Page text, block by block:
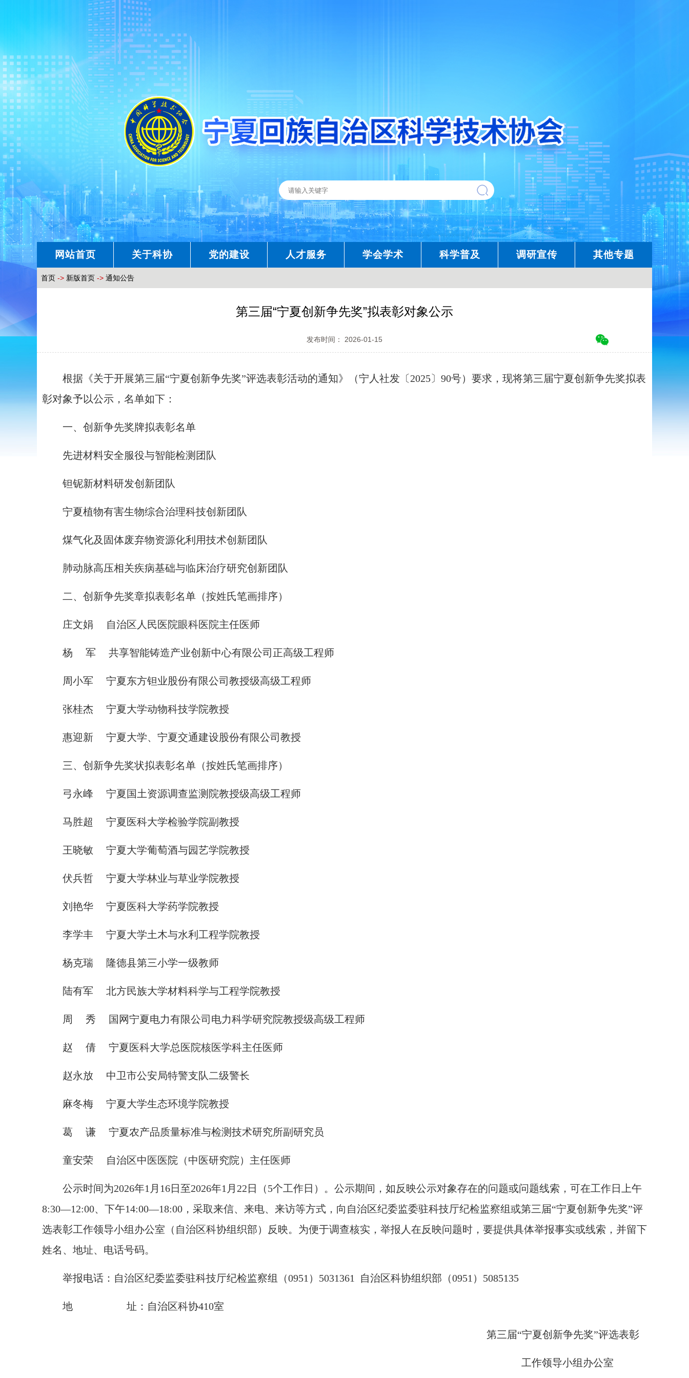
网站首页 关于科协 党的建设 人才服务 学会学术 科学普及 调研宣传 其他专题
首页 -> 新版首页 -> 通知公告
第三届“宁夏创新争先奖”拟表彰对象公示
发布时间： 2026-01-15
根据《关于开展第三届“宁夏创新争先奖”评选表彰活动的通知》（宁人社发〔2025〕90号）要求，现将第三届宁夏创新争先奖拟表
彰对象予以公示，名单如下：
一、创新争先奖牌拟表彰名单
先进材料安全服役与智能检测团队
钽铌新材料研发创新团队
宁夏植物有害生物综合治理科技创新团队
煤气化及固体废弃物资源化利用技术创新团队
肺动脉高压相关疾病基础与临床治疗研究创新团队
二、创新争先奖章拟表彰名单（按姓氏笔画排序）
庄文娟 自治区人民医院眼科医院主任医师
杨 军 共享智能铸造产业创新中心有限公司正高级工程师
周小军 宁夏东方钽业股份有限公司教授级高级工程师
张桂杰 宁夏大学动物科技学院教授
惠迎新 宁夏大学、宁夏交通建设股份有限公司教授
三、创新争先奖状拟表彰名单（按姓氏笔画排序）
弓永峰 宁夏国土资源调查监测院教授级高级工程师
马胜超 宁夏医科大学检验学院副教授
王晓敏 宁夏大学葡萄酒与园艺学院教授
伏兵哲 宁夏大学林业与草业学院教授
刘艳华 宁夏医科大学药学院教授
李学丰 宁夏大学土木与水利工程学院教授
杨克瑞 隆德县第三小学一级教师
陆有军 北方民族大学材料科学与工程学院教授
周 秀 国网宁夏电力有限公司电力科学研究院教授级高级工程师
赵 倩 宁夏医科大学总医院核医学科主任医师
赵永放 中卫市公安局特警支队二级警长
麻冬梅 宁夏大学生态环境学院教授
葛 谦 宁夏农产品质量标准与检测技术研究所副研究员
童安荣 自治区中医医院（中医研究院）主任医师
公示时间为2026年1月16日至2026年1月22日（5个工作日）。公示期间，如反映公示对象存在的问题或问题线索，可在工作日上午
8:30—12:00、下午14:00—18:00，采取来信、来电、来访等方式，向自治区纪委监委驻科技厅纪检监察组或第三届“宁夏创新争先奖”评
选表彰工作领导小组办公室（自治区科协组织部）反映。为便于调查核实，举报人在反映问题时，要提供具体举报事实或线索，并留下
姓名、地址、电话号码。
举报电话：自治区纪委监委驻科技厅纪检监察组（0951）5031361 自治区科协组织部（0951）5085135
地 址：自治区科协410室
第三届“宁夏创新争先奖”评选表彰
工作领导小组办公室